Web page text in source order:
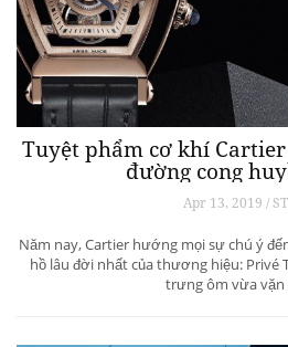
Tuyệt phẩm cơ khí
đường cong
Apr 13, 2019 /
Năm nay, Cartier hướng mọi sự chú ý
hồ lâu đời nhất của thương hiệu: Privé
trưng ôm vừa vặn